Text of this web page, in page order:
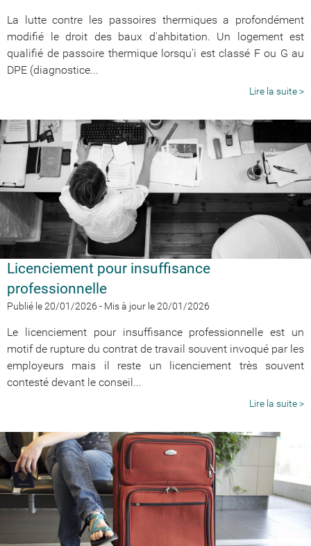
La lutte contre les passoires thermiques a profondément
modifié le droit des baux d'ahbitation. Un logement est
qualifié de passoire thermique lorsqu'i est classé F ou G au
DPE (diagnostice...
Lire la suite >
Licenciement pour insuffisance
professionnelle
Publié le 20/01/2026 - Mis à jour le 20/01/2026
Le licenciement pour insuffisance professionnelle est un
motif de rupture du contrat de travail souvent invoqué par les
employeurs mais il reste un licenciement très souvent
contesté devant le conseil...
Lire la suite >